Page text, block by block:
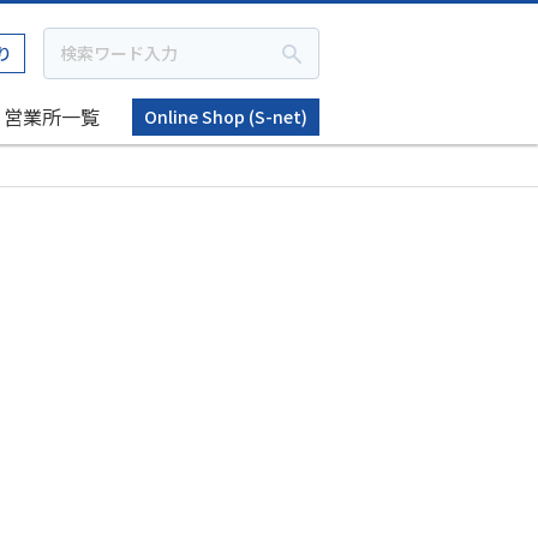
営業所一覧
Online Shop (S-net)